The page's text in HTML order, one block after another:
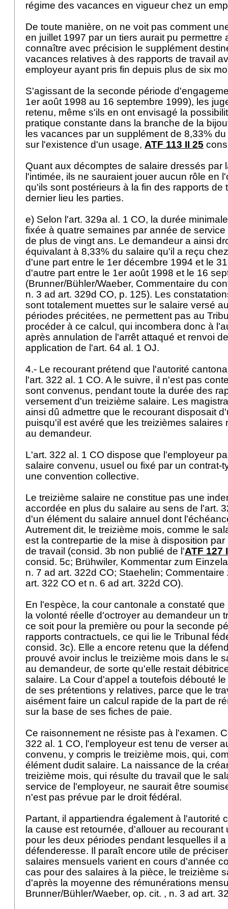
régime des vacances en vigueur chez un
De toute manière, on ne voit pas comment
en juillet 1997 par un tiers aurait pu permettre
connaître avec précision le supplément
vacances relatives à des rapports de travail
employeur ayant pris fin depuis plus de six
S'agissant de la seconde période
1er août 1998 au 16 septembre 1999), les
retenu, même s'ils en ont envisagé la
pratique constante dans la branche de la
les vacances par un supplément de 8,33%
sur l'existence d'un usage, ATF 113 II 25
Quant aux décomptes de salaire dressés par
l'intimée, ils ne sauraient jouer aucun rôle en
qu'ils sont postérieurs à la fin des rapports de
dernier lieu les parties.
e) Selon l'art. 329a al. 1 CO, la durée
fixée à quatre semaines par année de
de plus de vingt ans. Le demandeur a ainsi
équivalant à 8,33% du salaire qu'il a reçu
d'une part entre le 1er décembre 1994 et le
d'autre part entre le 1er août 1998 et le 16
(Brunner/Bühler/Waeber, Commentaire du
n. 3 ad art. 329d CO, p. 125). Les
sont totalement muettes sur le salaire versé
périodes précitées, ne permettent pas au
procéder à ce calcul, qui incombera donc à
après annulation de l'arrêt attaqué et renvoi
application de l'art. 64 al. 1 OJ.
4.- Le recourant prétend que l'autorité
l'art. 322 al. 1 CO. A le suivre, il n'est pas
sont convenus, pendant toute la durée des
versement d'un treizième salaire. Les
ainsi dû admettre que le recourant disposait
puisqu'il est avéré que les treizièmes salaires
au demandeur.
L'art. 322 al. 1 CO dispose que l'employeur
salaire convenu, usuel ou fixé par un contrat-
une convention collective.
Le treizième salaire ne constitue pas une
accordée en plus du salaire au sens de l'art.
d'un élément du salaire annuel dont
Autrement dit, le treizième mois, comme le
est la contrepartie de la mise à disposition
de travail (consid. 3b non publié de l'ATF 127
consid. 5c; Brühwiler, Kommentar zum
n. 7 ad art. 322d CO; Staehelin;
art. 322 CO et n. 6 ad art. 322d CO).
En l'espèce, la cour cantonale a constaté
la volonté réelle d'octroyer au demandeur un
ce soit pour la première ou pour la seconde
rapports contractuels, ce qui lie le Tribunal
consid. 3c). Elle a encore retenu que la
prouvé avoir inclus le treizième mois dans le
au demandeur, de sorte qu'elle restait
salaire. La Cour d'appel a toutefois débouté
de ses prétentions y relatives, parce que le
aisément faire un calcul rapide de la part de
sur la base de ses fiches de paie.
Ce raisonnement ne résiste pas à l'examen.
322 al. 1 CO, l'employeur est tenu de verser
convenu, y compris le treizième mois, qui,
élément dudit salaire. La naissance de la
treizième mois, qui résulte du travail que le
service de l'employeur, ne saurait être
n'est pas prévue par le droit fédéral.
Partant, il appartiendra également à l'autorité
la cause est retournée, d'allouer au recourant
pour les deux périodes pendant lesquelles il
défenderesse. Il paraît encore utile de
salaires mensuels varient en cours d'année
cas pour des salaires à la pièce, le treizième
d'après la moyenne des rémunérations
Brunner/Bühler/Waeber, op. cit. , n. 3 ad art.